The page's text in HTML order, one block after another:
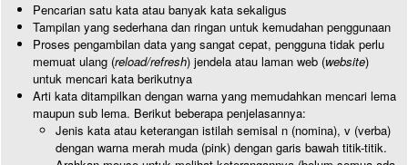
Pencarian satu kata atau banyak kata sekaligus
Tampilan yang sederhana dan ringan untuk kemudahan penggunaan
Proses pengambilan data yang sangat cepat, pengguna tidak perlu
memuat ulang (reload/refresh) jendela atau laman web (website)
untuk mencari kata berikutnya
Arti kata ditampilkan dengan warna yang memudahkan mencari lema
maupun sub lema. Berikut beberapa penjelasannya:
Jenis kata atau keterangan istilah semisal n (nomina), v (verba)
dengan warna merah muda (pink) dengan garis bawah titik-titik.